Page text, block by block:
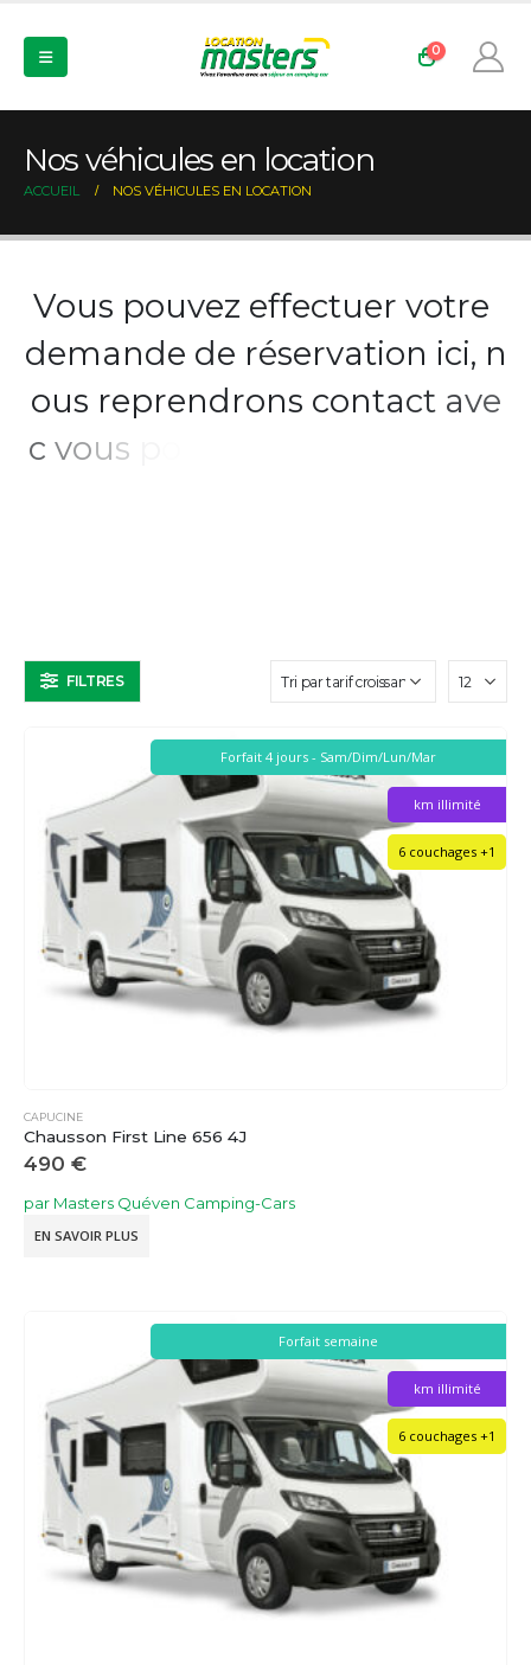
0
Nos véhicules en location
ACCUEIL NOS VÉHICULES EN LOCATION
Vous pouvez effectuer votre
demande de réservation ici, n
ous reprendrons contact ave
c vous
FILTRES
6 couchages +1
Forfait 4 jours - Sam/Dim/Lun/Mar
km illimité
CAPUCINE
Chausson First Line 656 4J
490 €
par Masters Quéven Camping-Cars
EN SAVOIR PLUS
Forfait semaine
6 couchages +1
km illimité